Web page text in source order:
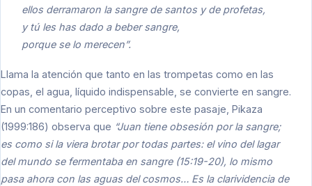
ellos derramaron la sangre de santos y de profetas,
y tú les has dado a beber sangre,
porque se lo merecen”.
Llama la atención que tanto en las trompetas como en las
copas, el agua, líquido indispensable, se convierte en sangre.
En un comentario perceptivo sobre este pasaje, Pikaza
(1999:186) observa que “Juan tiene obsesión por la sangre;
es como si la viera brotar por todas partes: el vino del lagar
del mundo se fermentaba en sangre (15:19-20), lo mismo
pasa ahora con las aguas del cosmos… Es la clarividencia de